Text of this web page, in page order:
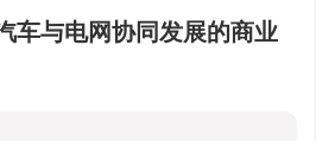
车与电网协同发展的商业